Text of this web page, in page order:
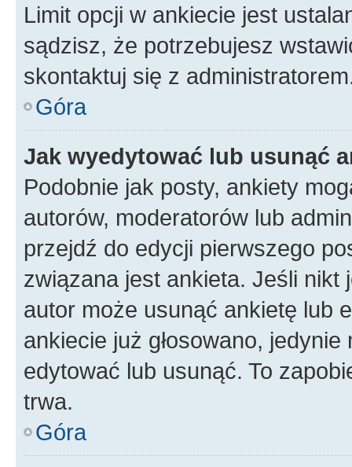
Limit opcji w ankiecie jest
sądzisz, że potrzebujesz
skontaktuj się z
Góra
Jak wyedytować lub usunąć
Podobnie jak posty, ankiety
autorów, moderatorów lub
przejdź do edycji pierwszego
związana jest ankieta. Jeśli nikt
autor może usunąć ankietę lub
ankiecie już głosowano,
edytować lub usunąć. To
trwa.
Góra